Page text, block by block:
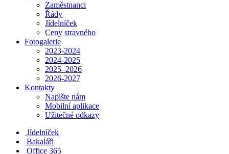
Zaměstnanci
Řády
Jídelníček
Ceny stravného
Fotogalerie
2023-2024
2024-2025
2025–2026
2026-2027
Kontakty
Napište nám
Mobilní aplikace
Užitečné odkazy
Jídelníček
Bakaláři
Office 365